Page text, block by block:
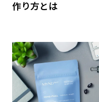
作り方とは